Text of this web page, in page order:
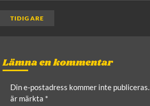
TIDIGARE
Lämna en kommentar
Din e-postadress kommer inte publiceras.
är märkta *